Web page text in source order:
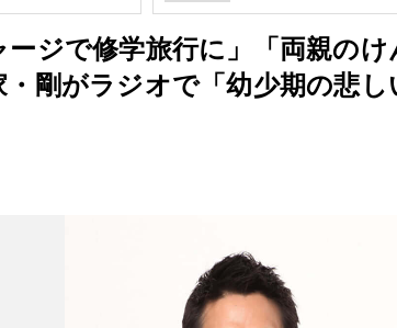
ージで修学旅行に」「両親の
剛がラジオで「幼少期の悲し